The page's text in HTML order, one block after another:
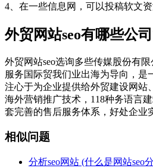
4、在一些信息网，可以投稿软文资
外贸网站seo有哪些公
外贸网站seo选询多些传媒股份有
服务国际贸我们业出海为导向，
注心于为企业提供给外贸建设网站
海外营销推广技术，118种务语言
套完善的售后服务体系，好处企业
相似问题
分析seo网站 (什么是网站seo